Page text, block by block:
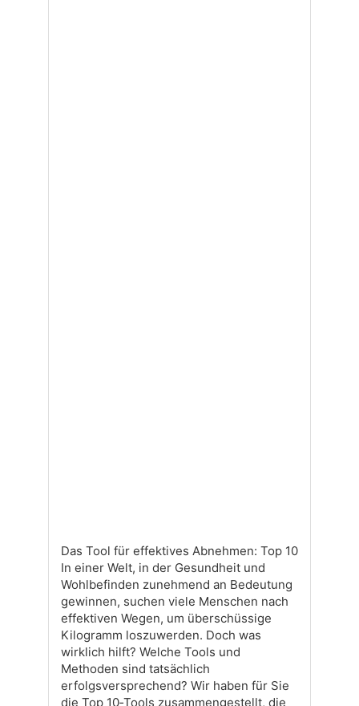
Das Tool für effektives Abnehmen: Top 10
In einer Welt, in der Gesundheit und
Wohlbefinden zunehmend an Bedeutung
gewinnen, suchen viele Menschen nach
effektiven Wegen, um überschüssige
Kilogramm loszuwerden. Doch was
wirklich hilft? Welche Tools und
Methoden sind tatsächlich
erfolgsversprechend? Wir haben für Sie
die Top 10‑Tools zusammengestellt, die